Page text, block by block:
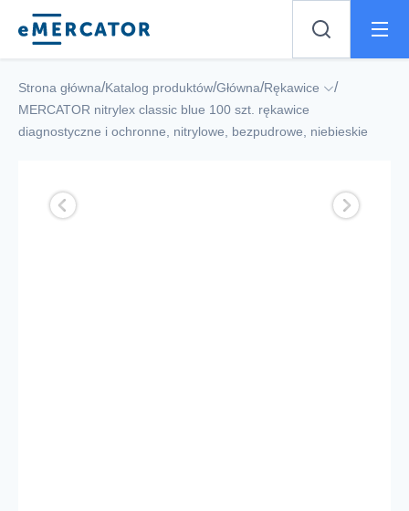
Mercator
Strona główna/Katalog produktów/Główna/Rękawice /
MERCATOR nitrylex classic blue 100 szt. rękawice
diagnostyczne i ochronne, nitrylowe, bezpudrowe, niebieskie